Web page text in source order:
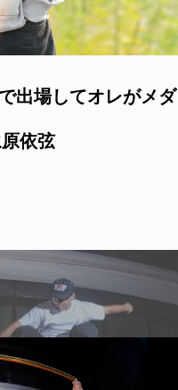
出場してオレがメダ
依弦